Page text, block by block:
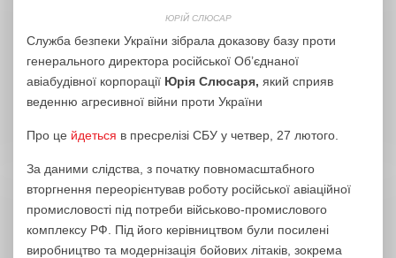
ЮРІЙ СЛЮСАР
Служба безпеки України зібрала доказову базу проти
генерального директора російської Об’єднаної
авіабудівної корпорації Юрія Слюсаря, який сприяв
веденню агресивної війни проти України
Про це йдеться в пресрелізі СБУ у четвер, 27 лютого.
За даними слідства, з початку повномасштабного
вторгнення переорієнтував роботу російської авіаційної
промисловості під потреби військово-промислового
комплексу РФ. Під його керівництвом були посилені
виробництво та модернізація бойових літаків, зокрема